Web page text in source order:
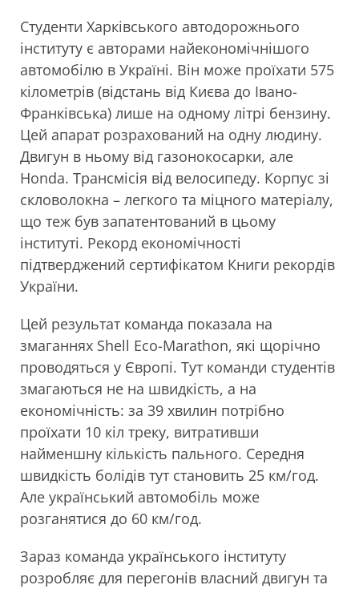
Студенти Харківського автодорожнього
інституту є авторами найекономічнішого
автомобілю в Україні. Він може проїхати 575
кілометрів (відстань від Києва до Івано-
Франківська) лише на одному літрі бензину.
Цей апарат розрахований на одну людину.
Двигун в ньому від газонокосарки, але
Honda. Трансмісія від велосипеду. Корпус зі
скловолокна – легкого та міцного матеріалу,
що теж був запатентований в цьому
інституті. Рекорд економічності
підтверджений сертифікатом Книги рекордів
України.
Цей результат команда показала на
змаганнях Shell Eco-Marathon, які щорічно
проводяться у Європі. Тут команди студентів
змагаються не на швидкість, а на
економічність: за 39 хвилин потрібно
проїхати 10 кіл треку, витративши
найменшну кількість пального. Середня
швидкість болідів тут становить 25 км/год.
Але український автомобіль може
розганятися до 60 км/год.
Зараз команда українського інституту
розробляє для перегонів власний двигун та